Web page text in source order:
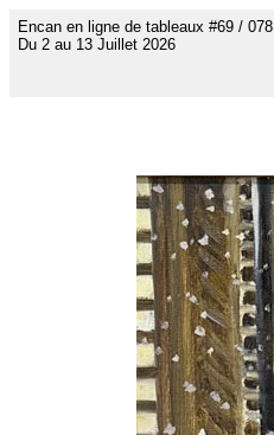
Encan en ligne de tableaux #69 / 078
Du 2 au 13 Juillet 2026